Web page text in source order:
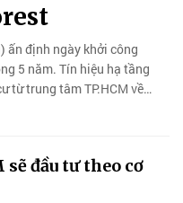
ấn định ngày khởi công
5 năm. Tín hiệu hạ tầng
từ trung tâm TP.HCM về
sẽ đầu tư theo cơ